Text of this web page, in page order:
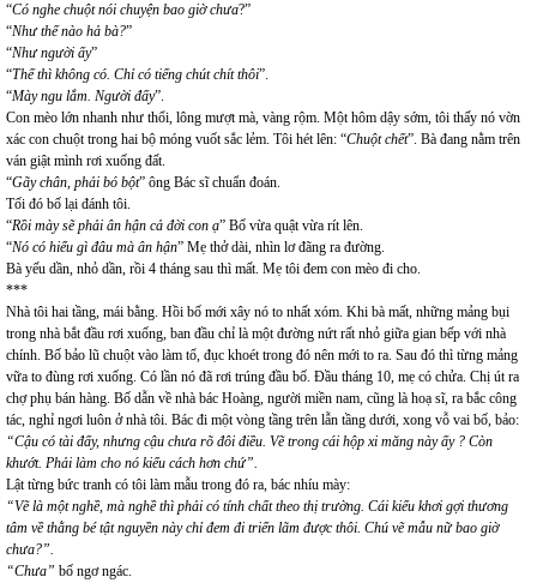
“Có nghe chuột nói chuyện bao giờ chưa?”
“Như thế nào hả bà?”
“Như người ấy”
“Thế thì không có. Chỉ có tiếng chút chít thôi”.
“Mày ngu lắm. Người đấy”.
Con mèo lớn nhanh như thổi, lông mượt mà, vàng rộm. Một hôm dậy sớm, tôi thấy nó vờn
xác con chuột trong hai bộ móng vuốt sắc lẻm. Tôi hét lên: “Chuột chết”. Bà đang nằm trên
ván giật mình rơi xuống đất.
“Gãy chân, phải bó bột” ông Bác sĩ chuẩn đoán.
Tối đó bố lại đánh tôi.
“Rồi mày sẽ phải ân hận cả đời con ạ” Bố vừa quật vừa rít lên.
“Nó có hiểu gì đâu mà ân hận” Mẹ thở dài, nhìn lơ đãng ra đường.
Bà yếu dần, nhỏ dần, rồi 4 tháng sau thì mất. Mẹ tôi đem con mèo đi cho.
***
Nhà tôi hai tầng, mái bằng. Hồi bố mới xây nó to nhất xóm. Khi bà mất, những mảng bụi
trong nhà bắt đầu rơi xuống, ban đầu chỉ là một đường nứt rất nhỏ giữa gian bếp với nhà
chính. Bố bảo lũ chuột vào làm tổ, đục khoét trong đó nên mới to ra. Sau đó thì từng mảng
vữa to đùng rơi xuống. Có lần nó đã rơi trúng đầu bố. Đầu tháng 10, mẹ có chửa. Chị út ra
chợ phụ bán hàng. Bố dẫn về nhà bác Hoàng, người miền nam, cũng là hoạ sĩ, ra bắc công
tác, nghỉ ngơi luôn ở nhà tôi. Bác đi một vòng tầng trên lẫn tầng dưới, xong vỗ vai bố, bảo:
“Cậu có tài đấy, nhưng cậu chưa rõ đôi điều. Vẽ trong cái hộp xi măng này ấy ? Còn
khướt. Phải làm cho nó kiểu cách hơn chứ”.
Lật từng bức tranh có tôi làm mẫu trong đó ra, bác nhíu mày:
“Vẽ là một nghề, mà nghề thì phải có tính chất theo thị trường. Cái kiểu khơi gợi thương
tâm về thằng bé tật nguyền này chỉ đem đi triển lãm được thôi. Chú vẽ mẫu nữ bao giờ
chưa?”.
“Chưa” bố ngơ ngác.